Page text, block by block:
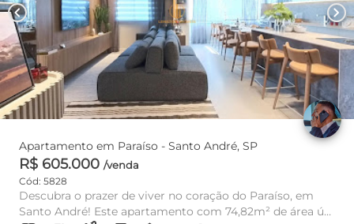
chevron_left chevron_right
Apartamento em Paraíso - Santo André, SP
R$ 605.000 /venda
Cód: 5828
Descubra o prazer de viver no coração do Paraíso, em
Santo André! Este apartamento com 74,82m² de área útil